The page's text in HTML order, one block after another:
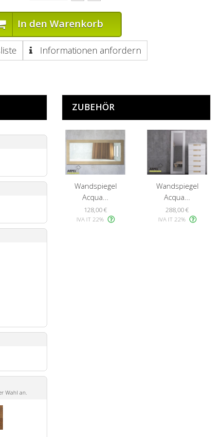
In den Warenkorb
Informationen anfordern
Wahl an.
ZUBEHÖR
Wandspiegel
Acqua...
128,00 €
IVA IT 22%
Wandspiegel
Acqua...
288,00 €
IVA IT 22%